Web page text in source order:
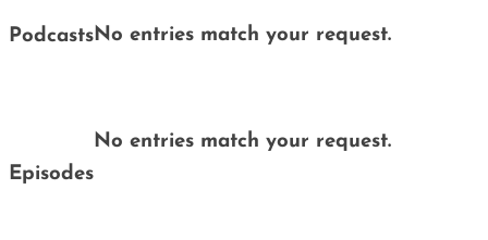
PodcastsNo entries match your request.
Episodes
No entries match your request.